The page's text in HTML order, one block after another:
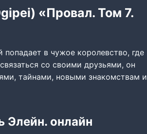
«Провал. Том 7.
в чужое королевство, где
со своими друзьями, он
тайнами, новыми знакомствам и
Элейн. онлайн